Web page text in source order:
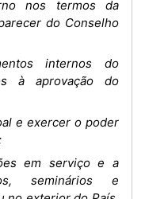
nos termos da
do Conselho
internos do
à aprovação do
e exercer o poder
em serviço e a
seminários e